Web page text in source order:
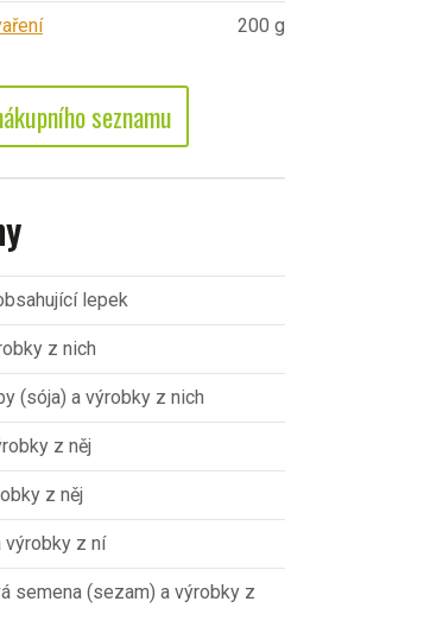
200 g
seznamu
lepek
z nich
(sója) a výrobky z nich
z něj
z něj
výrobky z ní
semena (sezam) a výrobky z